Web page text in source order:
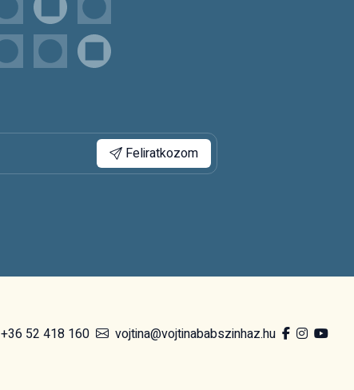
Feliratkozom
+36 52 418 160 vojtina@vojtinababszinhaz.hu